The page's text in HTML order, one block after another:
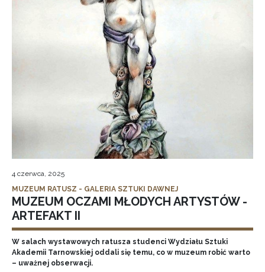
4 czerwca, 2025
MUZEUM RATUSZ - GALERIA SZTUKI DAWNEJ
MUZEUM OCZAMI MŁODYCH ARTYSTÓW -
ARTEFAKT II
W salach wystawowych ratusza studenci Wydziału Sztuki
Akademii Tarnowskiej oddali się temu, co w muzeum robić warto
– uważnej obserwacji.